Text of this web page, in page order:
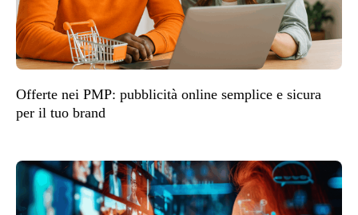
Offerte nei PMP: pubblicità online semplice e sicura
per il tuo brand